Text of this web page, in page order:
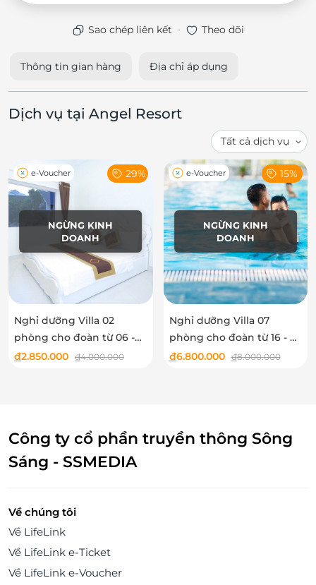
Sao chép liên kết · Theo dõi
Thông tin gian hàng Địa chỉ áp dụng
Dịch vụ tại Angel Resort
NGỪNG KINH
DOANH
e-Voucher 29%
Nghỉ dưỡng Villa 02
phòng cho đoàn từ 06 -
08 người tại Angel Resort
đ2.850.000 đ4.000.000
NGỪNG KINH
DOANH
e-Voucher 15%
Nghỉ dưỡng Villa 07
phòng cho đoàn từ 16 - 20
người tại Angel Resort
đ6.800.000 đ8.000.000
Công ty cổ phần truyền thông Sông
Sáng - SSMEDIA
Về chúng tôi
Về LifeLink
Về LifeLink e-Ticket
Về LifeLink e-Voucher